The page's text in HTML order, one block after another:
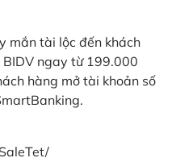
mắn tài lộc đến khách
ngay từ 199.000
hàng mở tài khoản số